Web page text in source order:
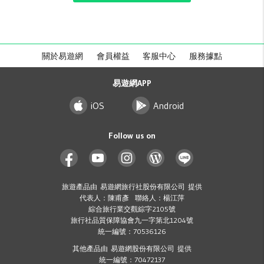
關於易遊網 會員權益 客服中心 服務據點
易遊網APP
iOS Android
Follow us on
旅遊產品由 易遊網旅行社股份有限公司 提供
代表人：陳甫彥 聯絡人：楊江萍
綜合旅行業交觀綜字2105號
旅行社品質保障協會九一字第北1204號
統一編號：70536126
其他產品由 易遊網股份有限公司 提供
統一編號：70472137